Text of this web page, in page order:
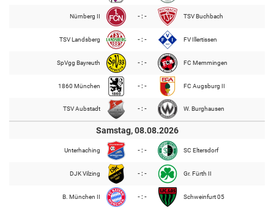
Nürnberg II - : - TSV Buchbach
TSV Landsberg - : - FV Illertissen
SpVgg Bayreuth - : - FC Memmingen
1860 München - : - FC Augsburg II
TSV Aubstadt - : - W. Burghausen
Samstag, 08.08.2026
Unterhaching - : - SC Eltersdorf
DJK Vilzing - : - Gr. Fürth II
B. München II - : - Schweinfurt 05